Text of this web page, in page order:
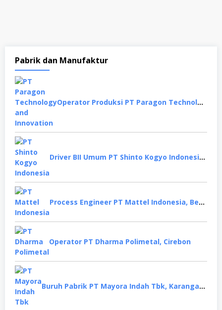
Pabrik dan Manufaktur
Operator Produksi PT Paragon Technology and Innovation, Tangerang
Driver BII Umum PT Shinto Kogyo Indonesia, Karawang
Process Engineer PT Mattel Indonesia, Bekasi
Operator PT Dharma Polimetal, Cirebon
Buruh Pabrik PT Mayora Indah Tbk, Karanganyar